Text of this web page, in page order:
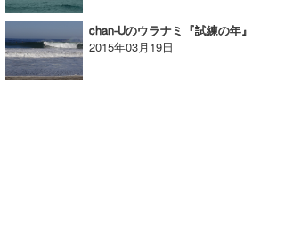
chan-Uのウラナミ『試練の年』
2015年03月19日